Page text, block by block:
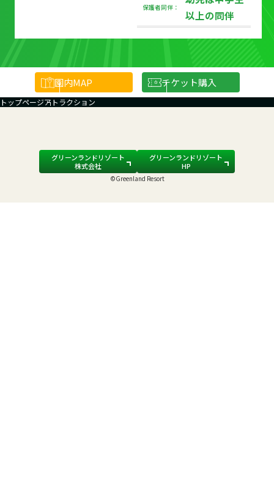
保護者同伴：
以上の同伴
園内MAP チケット購入
トップページアトラクション
グリーンランドリゾート
株式会社
グリーンランドリゾート
HP
©Greenland Resort